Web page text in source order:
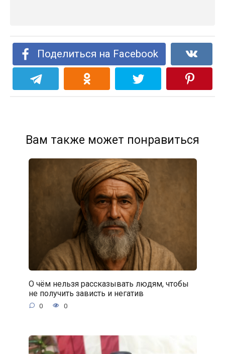
Поделиться на Facebook
Вам также может понравиться
О чём нельзя рассказывать людям, чтобы
не получить зависть и негатив
0 0